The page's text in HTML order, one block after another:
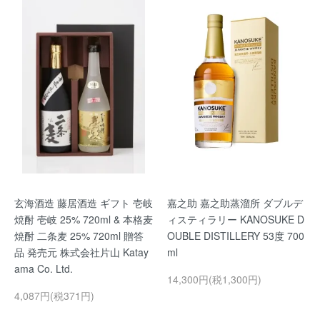
玄海酒造 藤居酒造 ギフト 壱岐
焼酎 壱岐 25% 720ml & 本格麦
焼酎 二条麦 25% 720ml 贈答
品 発売元 株式会社片山 Katay
ama Co. Ltd.
4,087円(税371円)
嘉之助 嘉之助蒸溜所 ダブルデ
ィスティラリー KANOSUKE D
OUBLE DISTILLERY 53度 700
ml
14,300円(税1,300円)